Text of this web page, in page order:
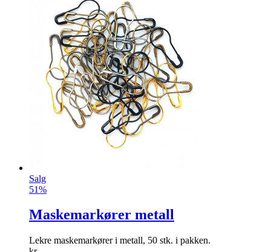
Salg
51%
Maskemarkører metall
Lekre maskemarkører i metall, 50 stk. i pakken.